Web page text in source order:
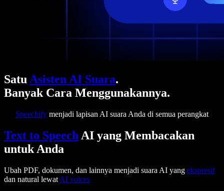
Satu Asisten AI Suara.
Banyak Cara Menggunakannya.
Speechify menjadi lapisan AI suara Anda di semua perangkat
Text to Speech AI yang Membacakan
untuk Anda
Ubah PDF, dokumen, dan lainnya menjadi suara AI yang ekspresif
dan natural lewat AI voices